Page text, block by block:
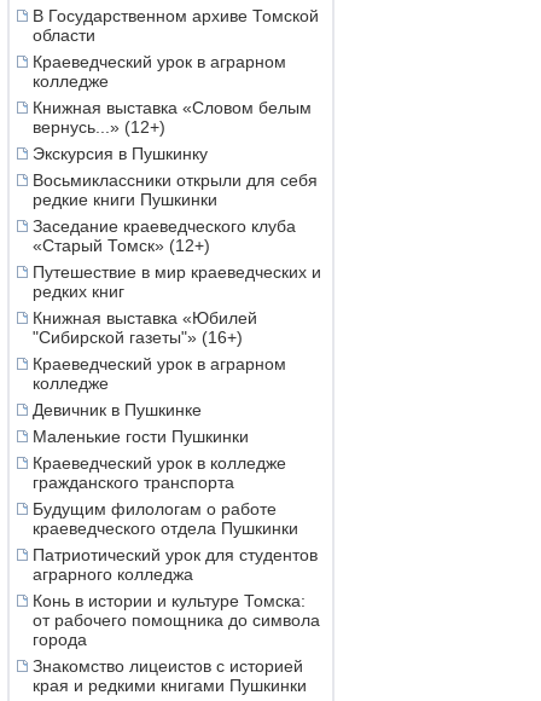
В Государственном архиве Томской
области
Краеведческий урок в аграрном
колледже
Книжная выставка «Словом белым
вернусь...» (12+)
Экскурсия в Пушкинку
Восьмиклассники открыли для себя
редкие книги Пушкинки
Заседание краеведческого клуба
«Старый Томск» (12+)
Путешествие в мир краеведческих и
редких книг
Книжная выставка «Юбилей
"Сибирской газеты"» (16+)
Краеведческий урок в аграрном
колледже
Девичник в Пушкинке
Маленькие гости Пушкинки
Краеведческий урок в колледже
гражданского транспорта
Будущим филологам о работе
краеведческого отдела Пушкинки
Патриотический урок для студентов
аграрного колледжа
Конь в истории и культуре Томска:
от рабочего помощника до символа
города
Знакомство лицеистов с историей
края и редкими книгами Пушкинки